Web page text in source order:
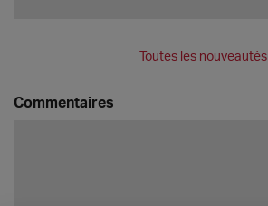
Toutes les nouveautés
Commentaires